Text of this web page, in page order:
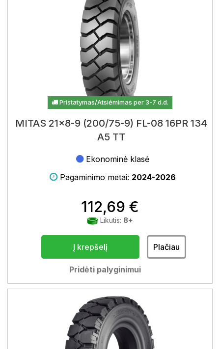
Pristatymas/Atsiėmimas per 3-7 d.d.
MITAS 21x8-9 (200/75-9) FL-08 16PR 134
A5 TT
Ekonominė klasė
Pagaminimo metai: 2024-2026
112,69 €
Likutis: 8+
Į krepšelį Plačiau
Pridėti palyginimui